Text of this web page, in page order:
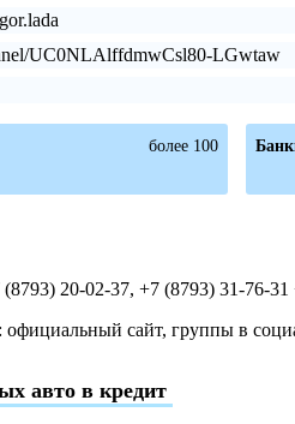
UC0NLAlffdmwCsl80-LGwtaw
более 100
(8793) 20-02-37, +7 (8793) 31-76-
сайт, группы в
авто в кредит